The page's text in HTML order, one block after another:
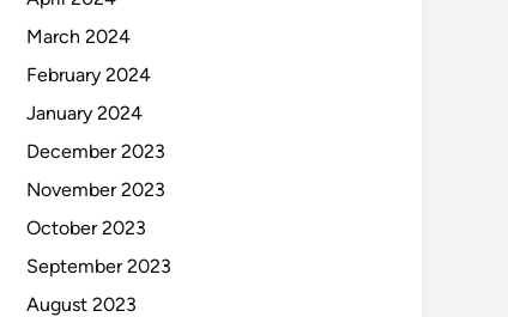
March 2024
February 2024
January 2024
December 2023
November 2023
October 2023
September 2023
August 2023